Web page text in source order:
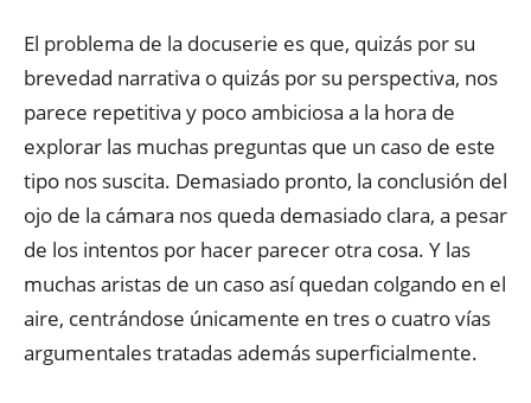
El problema de la docuserie es que, quizás por su
brevedad narrativa o quizás por su perspectiva, nos
parece repetitiva y poco ambiciosa a la hora de
explorar las muchas preguntas que un caso de este
tipo nos suscita. Demasiado pronto, la conclusión del
ojo de la cámara nos queda demasiado clara, a pesar
de los intentos por hacer parecer otra cosa. Y las
muchas aristas de un caso así quedan colgando en el
aire, centrándose únicamente en tres o cuatro vías
argumentales tratadas además superficialmente.